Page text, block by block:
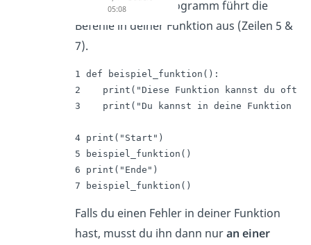
und dein Pythonprogramm führt die
Befehle in deiner Funktion aus (Zeilen 5 &
7).
1 def beispiel_funktion():
2    print("Diese Funktion kannst du oft
3    print("Du kannst in deine Funktion
4 print("Start")
5 beispiel_funktion()
6 print("Ende")
7 beispiel_funktion()
Falls du einen Fehler in deiner Funktion
hast, musst du ihn dann nuran einer
05:08